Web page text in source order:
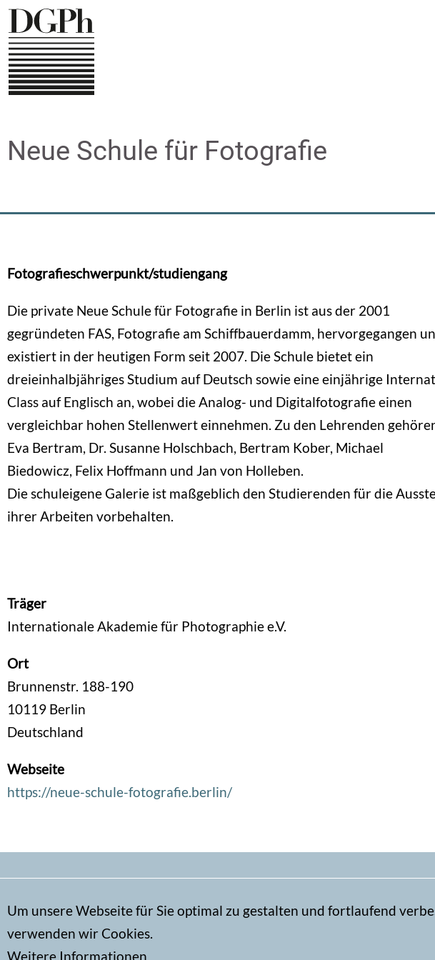
Direkt
zum
Inhalt
Neue Schule für Fotografie
Fotografieschwerpunkt/studiengang
Die private Neue Schule für Fotografie in Berlin ist aus der 2001
gegründeten FAS, Fotografie am Schiffbauerdamm, hervorgegangen
existiert in der heutigen Form seit 2007. Die Schule bietet ein
dreieinhalbjähriges Studium auf Deutsch sowie eine einjährige
Class auf Englisch an, wobei die Analog- und Digitalfotografie einen
vergleichbar hohen Stellenwert einnehmen. Zu den Lehrenden gehören
Eva Bertram, Dr. Susanne Holschbach, Bertram Kober, Michael
Biedowicz, Felix Hoffmann und Jan von Holleben.
Die schuleigene Galerie ist maßgeblich den Studierenden für die
ihrer Arbeiten vorbehalten.
Träger
Internationale Akademie für Photographie e.V.
Ort
Brunnenstr. 188-190
10119 Berlin
Deutschland
Webseite
https://neue-schule-fotografie.berlin/
Secondary
menu
Kontakt
Impressum
Um unsere Webseite für Sie optimal zu gestalten und fortlaufend
verwenden wir Cookies.
Weitere Informationen